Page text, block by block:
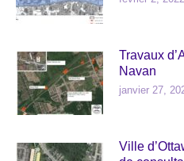
Travaux
Navan
janvier 27,
Ville